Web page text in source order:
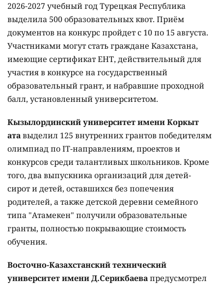
2026-2027 учебный год Турецкая Республика
выделила 500 образовательных квот. Приём
документов на конкурс пройдет с 10 по 15 августа.
Участниками могут стать граждане Казахстана,
имеющие сертификат ЕНТ, действительный для
участия в конкурсе на государственный
образовательный грант, и набравшие проходной
балл, установленный университетом.
Кызылординский университет имени Коркыт
атавыделил 125 внутренних грантов победителям
олимпиад по IT-направлениям, проектов и
конкурсов среди талантливых школьников. Кроме
того, два выпускника организаций для детей-
сирот и детей, оставшихся без попечения
родителей, а также детской деревни семейного
типа "Атамекен" получили образовательные
гранты, полностью покрывающие стоимость
обучения.
Восточно-Казахстанский технический
университет имени Д.Серикбаевапредусмотрел